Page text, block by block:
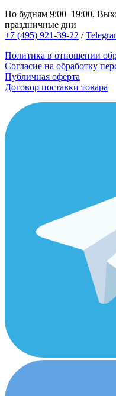
По будням 9:00–19:00,
праздничные дни
+7 (495) 921-39-22 /
Политика в отношении
Согласие на обработку
Публичная оферта
Договор поставки товара